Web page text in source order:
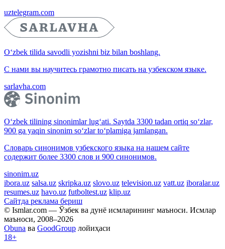
uztelegram.com
O‘zbek tilida savodli yozishni biz bilan boshlang.
С нами вы научитесь грамотно писать на узбекском языке.
sarlavha.com
O‘zbek tilining sinonimlar lug‘ati. Saytda 3300 tadan ortiq so‘zlar,
900 ga yaqin sinonim so‘zlar to‘plamiga jamlangan.
Словарь синонимов узбекского языка на нашем сайте
содержит более 3300 слов и 900 синонимов.
sinonim.uz
ibora.uz salsa.uz skripka.uz slovo.uz television.uz vatt.uz iboralar.uz
resumes.uz havo.uz futboltest.uz klip.uz
Сайтда реклама бериш
© Ismlar.com — Ўзбек ва дунё исмларининг маъноси. Исмлар
маъноси, 2008–2026
Obuna ва GoodGroup лойиҳаси
18+